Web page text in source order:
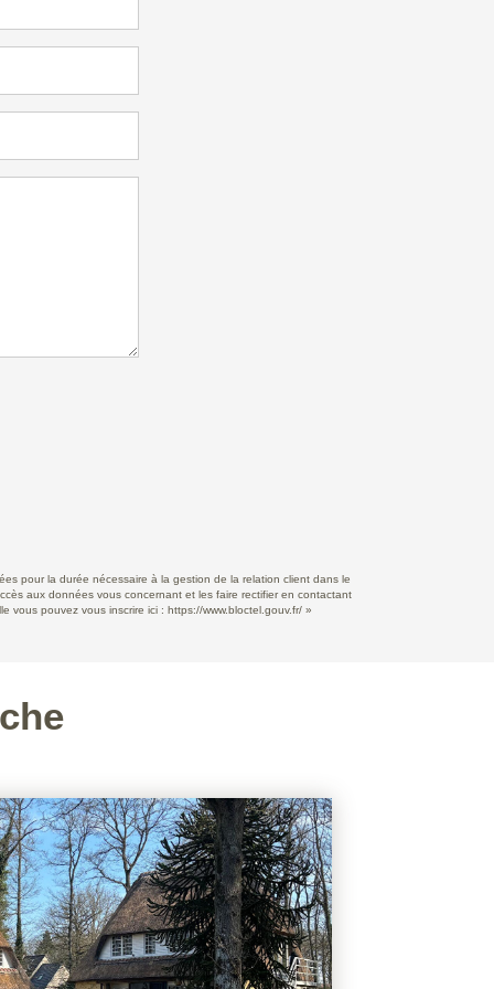
pour la durée nécessaire à la gestion de la relation client dans le
aux données vous concernant et les faire rectifier en contactant
vous pouvez vous inscrire ici : https://www.bloctel.gouv.fr/ »